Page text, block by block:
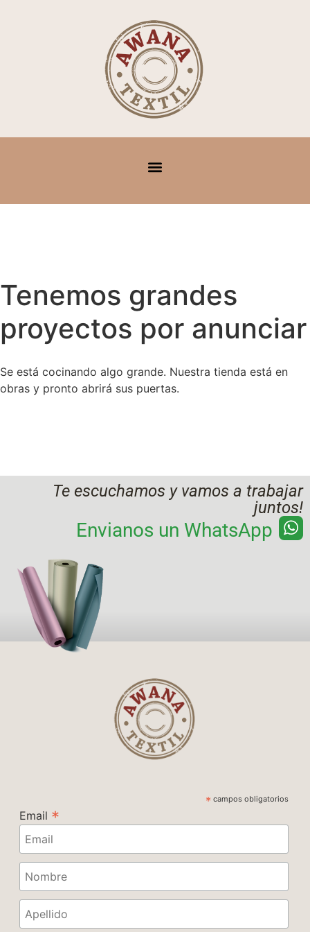
Tenemos grandes
proyectos por anunciar
Se está cocinando algo grande. Nuestra tienda está en
obras y pronto abrirá sus puertas.
Te escuchamos y vamos a trabajar
juntos!
Envianos un WhatsApp
* campos obligatorios
Email *